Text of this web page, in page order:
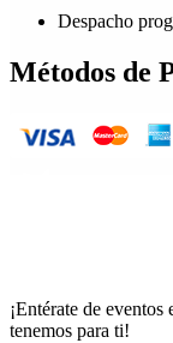
Despacho
Métodos de
¡Entérate de
tenemos para ti!